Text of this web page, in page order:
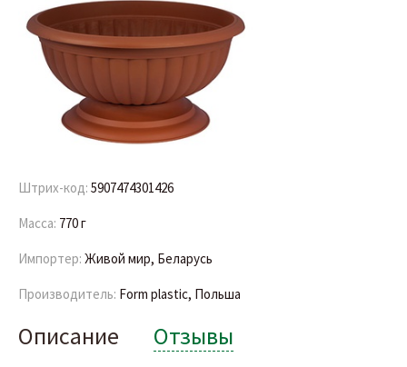
Штрих-код: 5907474301426
Масса: 770 г
Импортер: Живой мир, Беларусь
Производитель: Form plastic, Польша
Описание Отзывы